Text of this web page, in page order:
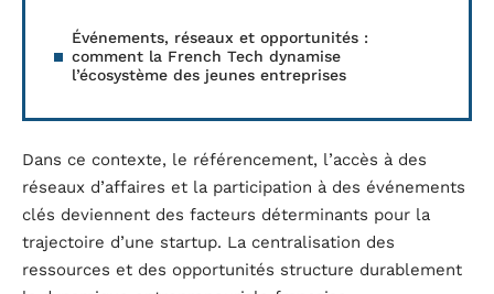
Événements, réseaux et opportunités :
comment la French Tech dynamise
l’écosystème des jeunes entreprises
Dans ce contexte, le référencement, l’accès à des
réseaux d’affaires et la participation à des événements
clés deviennent des facteurs déterminants pour la
trajectoire d’une startup. La centralisation des
ressources et des opportunités structure durablement